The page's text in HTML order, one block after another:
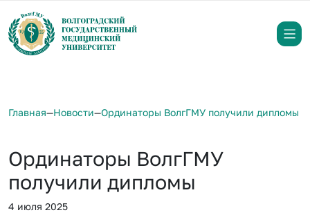
Главная—Новости—Ординаторы ВолгГМУ получили дипломы
Ординаторы ВолгГМУ
получили дипломы
4 июля 2025